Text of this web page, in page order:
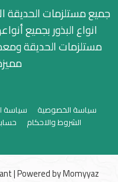
جميع مستلزمات الحديقة
انواع البذور بجميع
مستلزمات الحديقة
سياسة الخصوصية سياسة
الشروط والاحكام
| Powered byMomyyaz